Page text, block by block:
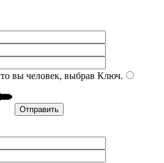
вы человек, выбрав Ключ.